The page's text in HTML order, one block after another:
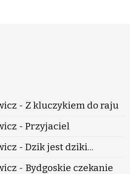
- Z kluczykiem do raju
- Przyjaciel
- Dzik jest dziki...
- Bydgoskie czekanie